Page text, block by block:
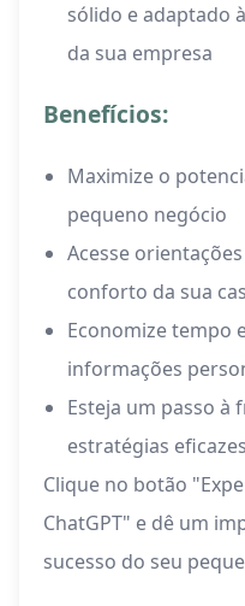
sólido e adaptado
da sua empresa
Benefícios:
Maximize o
pequeno negócio
Acesse
conforto da sua
Economize tempo
informações
Esteja um passo à
estratégias
Clique no botão
ChatGPT" e dê um
sucesso do seu